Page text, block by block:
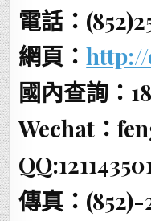
電話：
網頁：
國內查詢：
Wechat：
傳真：(852)-